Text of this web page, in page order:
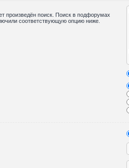
произведён поиск. Поиск в подфорумах
соответствующую опцию ниже.